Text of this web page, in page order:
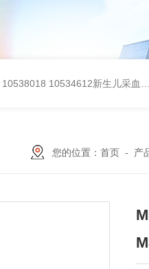
10538018 10534612新生儿采血纸
您的位置： 首页- 产